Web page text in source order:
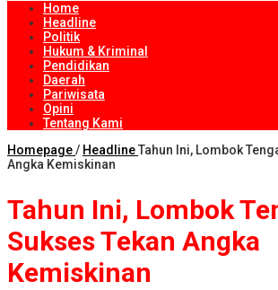
Home
Headline
Politik
Hukum & Kriminal
Pendidikan
Daerah
Pariwisata
Opini
Tentang Kami
Homepage/ HeadlineTahun Ini, Lombok
Angka Kemiskinan
Tahun Ini, Lombok
Sukses Tekan Angka
Kemiskinan